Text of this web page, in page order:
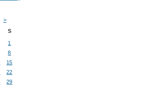
>
S
1
8
15
22
29